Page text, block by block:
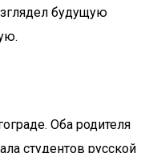
будущую
Оба родителя
студентов русской